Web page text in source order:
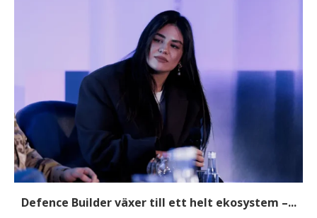
Defence Builder växer till ett helt ekosystem –...